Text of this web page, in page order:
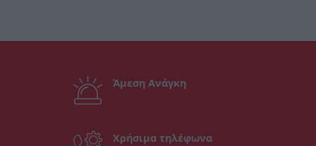
Άμεση Ανάγκη
Χρήσιμα τηλέφωνα